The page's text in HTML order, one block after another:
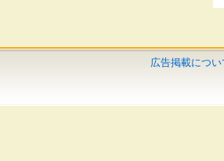
広告掲載につい